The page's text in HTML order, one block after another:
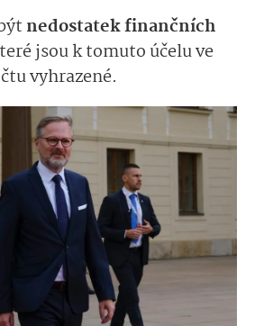
nedostatek finančních
jsou k tomuto účelu ve
vyhrazené.